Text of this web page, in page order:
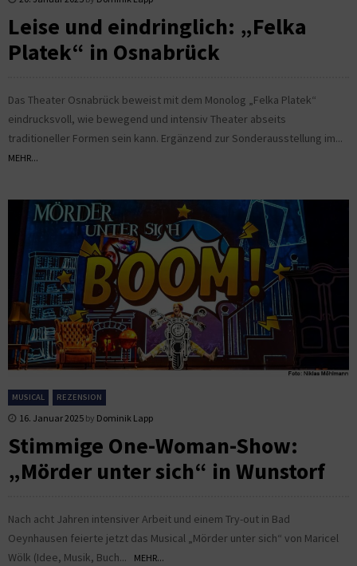
Leise und eindringlich: „Felka
Platek“ in Osnabrück
Das Theater Osnabrück beweist mit dem Monolog „Felka Platek“
eindrucksvoll, wie bewegend und intensiv Theater abseits
traditioneller Formen sein kann. Ergänzend zur Sonderausstellung im...
MEHR...
MUSICAL REZENSION
16. Januar 2025 by Dominik Lapp
Stimmige One-Woman-Show:
„Mörder unter sich“ in Wunstorf
Nach acht Jahren intensiver Arbeit und einem Try-out in Bad
Oeynhausen feierte jetzt das Musical „Mörder unter sich“ von Maricel
Wölk (Idee, Musik, Buch...
MEHR...